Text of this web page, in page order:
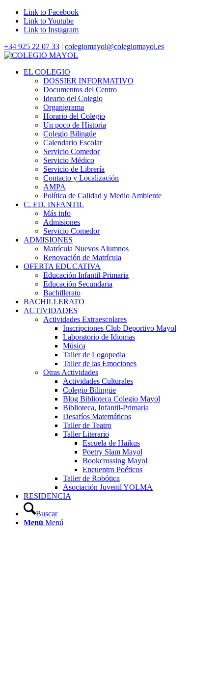
Link to Facebook
Link to Youtube
Link to Instagram
+34 925 22 07 33 | colegiomayol@colegiomayol.es
EL COLEGIO
DOSSIER INFORMATIVO
Documentos del Centro
Ideario del Colegio
Organigrama
Horario del Colegio
Un poco de Historia
Colegio Bilingüe
Calendario Escolar
Servicio Comedor
Servicio Médico
Servicio de Librería
Contacto y Localización
AMPA
Política de Calidad y Medio Ambiente
C. ED. INFANTIL
Más info
Admisiones
Servicio Comedor
ADMISIONES
Matrícula Nuevos Alumnos
Renovación de Matrícula
OFERTA EDUCATIVA
Educación Infantil-Primaria
Educación Secundaria
Bachillerato
BACHILLERATO
ACTIVIDADES
Actividades Extraescolares
Inscripciones Club Deportivo Mayol
Laboratorio de Idiomas
Música
Taller de Logopedia
Taller de las Emociones
Otras Actividades
Actividades Culturales
Colegio Bilingüe
Blog Biblioteca Colegio Mayol
Biblioteca, Infantil-Primaria
Desafíos Matemáticos
Taller de Teatro
Taller Literario
Escuela de Haikus
Poetry Slam Mayol
Bookcrossing Mayol
Encuentro Poéticos
Taller de Robótica
Asociación Juvenil YOLMA
RESIDENCIA
Buscar
Menú Menú